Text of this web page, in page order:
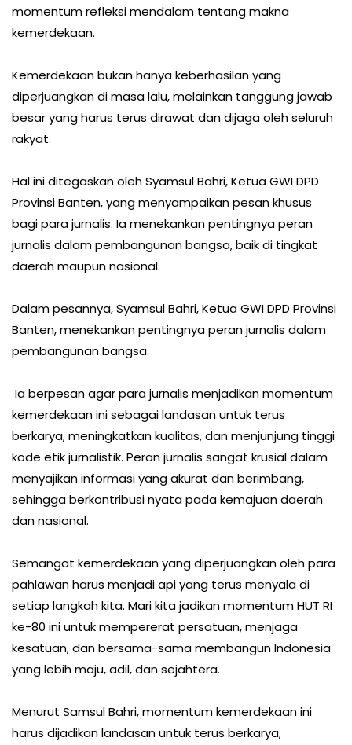
momentum refleksi mendalam tentang makna
kemerdekaan.
Kemerdekaan bukan hanya keberhasilan yang
diperjuangkan di masa lalu, melainkan tanggung jawab
besar yang harus terus dirawat dan dijaga oleh seluruh
rakyat.
Hal ini ditegaskan oleh Syamsul Bahri, Ketua GWI DPD
Provinsi Banten, yang menyampaikan pesan khusus
bagi para jurnalis. Ia menekankan pentingnya peran
jurnalis dalam pembangunan bangsa, baik di tingkat
daerah maupun nasional.
Dalam pesannya, Syamsul Bahri, Ketua GWI DPD Provinsi
Banten, menekankan pentingnya peran jurnalis dalam
pembangunan bangsa.
Ia berpesan agar para jurnalis menjadikan momentum
kemerdekaan ini sebagai landasan untuk terus
berkarya, meningkatkan kualitas, dan menjunjung tinggi
kode etik jurnalistik. Peran jurnalis sangat krusial dalam
menyajikan informasi yang akurat dan berimbang,
sehingga berkontribusi nyata pada kemajuan daerah
dan nasional.
Semangat kemerdekaan yang diperjuangkan oleh para
pahlawan harus menjadi api yang terus menyala di
setiap langkah kita. Mari kita jadikan momentum HUT RI
ke-80 ini untuk mempererat persatuan, menjaga
kesatuan, dan bersama-sama membangun Indonesia
yang lebih maju, adil, dan sejahtera.
Menurut Samsul Bahri, momentum kemerdekaan ini
harus dijadikan landasan untuk terus berkarya,